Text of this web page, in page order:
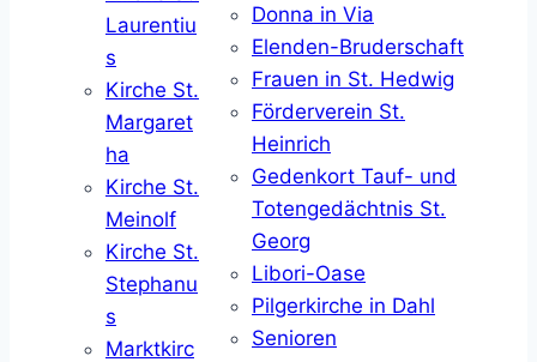
Laurentiu
s
Kirche St.
Margaret
ha
Kirche St.
Meinolf
Kirche St.
Stephanu
s
Marktkirc
Donna in Via
Elenden-Bruderschaft
Frauen in St. Hedwig
Förderverein St.
Heinrich
Gedenkort Tauf- und
Totengedächtnis St.
Georg
Libori-Oase
Pilgerkirche in Dahl
Senioren